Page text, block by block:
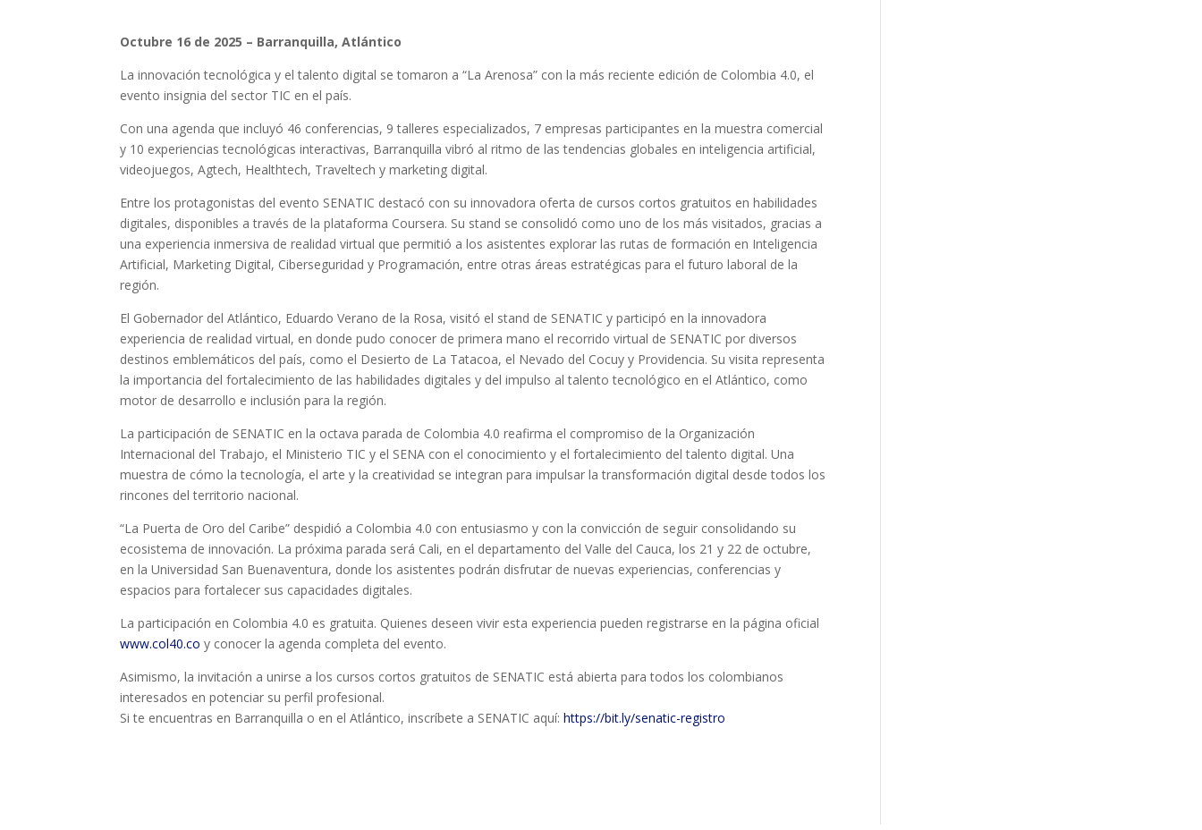
Octubre 16 de 2025 – Barranquilla, Atlántico
La innovación tecnológica y el talento digital se tomaron a “La Arenosa” con la más reciente edición de Colombia 4.0, el
evento insignia del sector TIC en el país.
Con una agenda que incluyó 46 conferencias, 9 talleres especializados, 7 empresas participantes en la muestra comercial
y 10 experiencias tecnológicas interactivas, Barranquilla vibró al ritmo de las tendencias globales en inteligencia artificial,
videojuegos, Agtech, Healthtech, Traveltech y marketing digital.
Entre los protagonistas del evento SENATIC destacó con su innovadora oferta de cursos cortos gratuitos en habilidades
digitales, disponibles a través de la plataforma Coursera. Su stand se consolidó como uno de los más visitados, gracias a
una experiencia inmersiva de realidad virtual que permitió a los asistentes explorar las rutas de formación en Inteligencia
Artificial, Marketing Digital, Ciberseguridad y Programación, entre otras áreas estratégicas para el futuro laboral de la
región.
El Gobernador del Atlántico, Eduardo Verano de la Rosa, visitó el stand de SENATIC y participó en la innovadora
experiencia de realidad virtual, en donde pudo conocer de primera mano el recorrido virtual de SENATIC por diversos
destinos emblemáticos del país, como el Desierto de La Tatacoa, el Nevado del Cocuy y Providencia. Su visita representa
la importancia del fortalecimiento de las habilidades digitales y del impulso al talento tecnológico en el Atlántico, como
motor de desarrollo e inclusión para la región.
La participación de SENATIC en la octava parada de Colombia 4.0 reafirma el compromiso de la Organización
Internacional del Trabajo, el Ministerio TIC y el SENA con el conocimiento y el fortalecimiento del talento digital. Una
muestra de cómo la tecnología, el arte y la creatividad se integran para impulsar la transformación digital desde todos los
rincones del territorio nacional.
“La Puerta de Oro del Caribe” despidió a Colombia 4.0 con entusiasmo y con la convicción de seguir consolidando su
ecosistema de innovación. La próxima parada será Cali, en el departamento del Valle del Cauca, los 21 y 22 de octubre,
en la Universidad San Buenaventura, donde los asistentes podrán disfrutar de nuevas experiencias, conferencias y
espacios para fortalecer sus capacidades digitales.
La participación en Colombia 4.0 es gratuita. Quienes deseen vivir esta experiencia pueden registrarse en la página oficial
www.col40.co y conocer la agenda completa del evento.
Asimismo, la invitación a unirse a los cursos cortos gratuitos de SENATIC está abierta para todos los colombianos
interesados en potenciar su perfil profesional.
Si te encuentras en Barranquilla o en el Atlántico, inscríbete a SENATIC aquí: https://bit.ly/senatic-registro